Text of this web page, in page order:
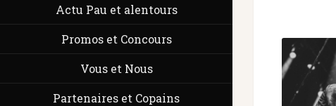
Actu Pau et alentours
Promos et Concours
Vous et Nous
Partenaires et Copains